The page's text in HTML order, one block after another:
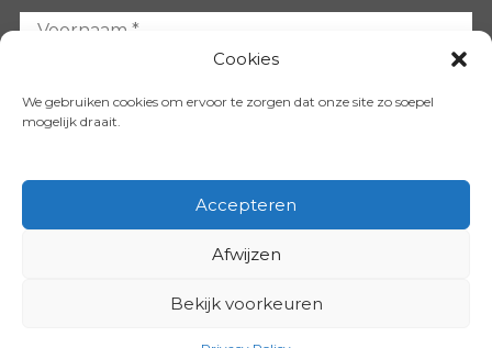
Cookies
We gebruiken cookies om ervoor te zorgen dat onze site zo soepel
mogelijk draait.
Accepteren
Afwijzen
Bekijk voorkeuren
VOLG ONS OP: